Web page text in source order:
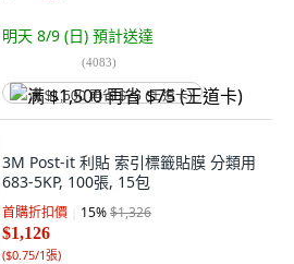
明天 8/9 (日) 預計送達
(4083)
满 $1,500 再省 $75 (王道卡)
3M Post-it 利貼 索引標籤貼膜 分類用
683-5KP, 100張, 15包
首購折扣價 15%$1,326
$1,126
($0.75/1張)